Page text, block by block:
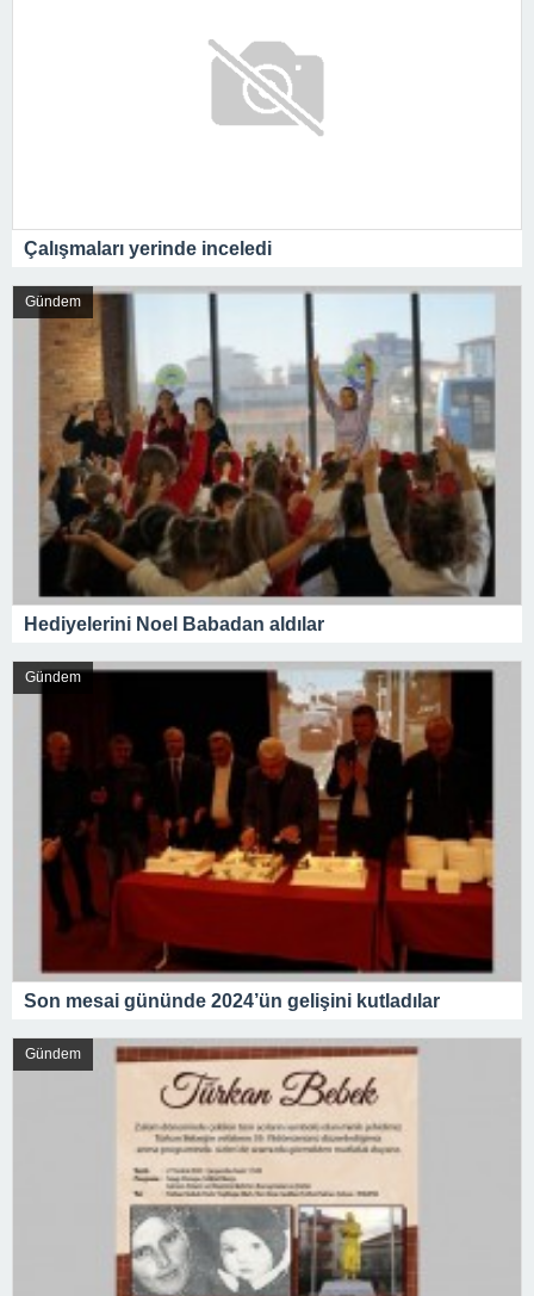
Çalışmaları yerinde inceledi
Gündem
Hediyelerini Noel Babadan aldılar
Gündem
Son mesai gününde 2024’ün gelişini kutladılar
Gündem